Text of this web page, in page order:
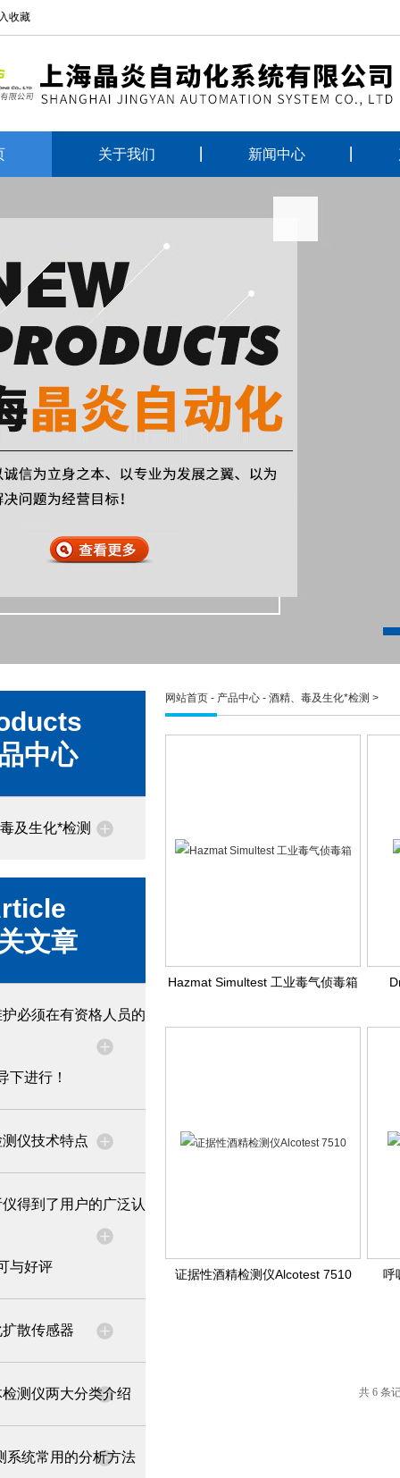
收藏
关于我们 新闻中心
中心
及生化*检测
文章
必须在有资格人员的
下进行！
仪技术特点
得到了用户的广泛认
与好评
散传感器
测仪两大分类介绍
系统常用的分析方法
网站首页 - 产品中心 - 酒精、毒及生化*检测 >
Hazmat Simultest 工业毒气侦毒箱
证据性酒精检测仪Alcotest 7510 呼
共 6 条